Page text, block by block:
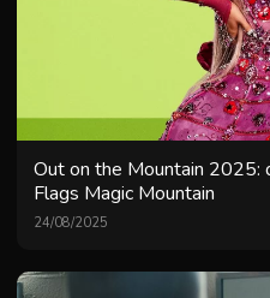
Out on the Mountain 2025:
Flags Magic Mountain
24/08/2025